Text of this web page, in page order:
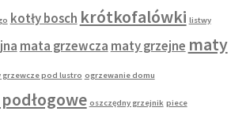
kotły bosch krótkofalówki listwy
mata grzewcza maty grzejne maty
grzewcze pod lustro ogrzewanie domu
oszczędny grzejnik piece